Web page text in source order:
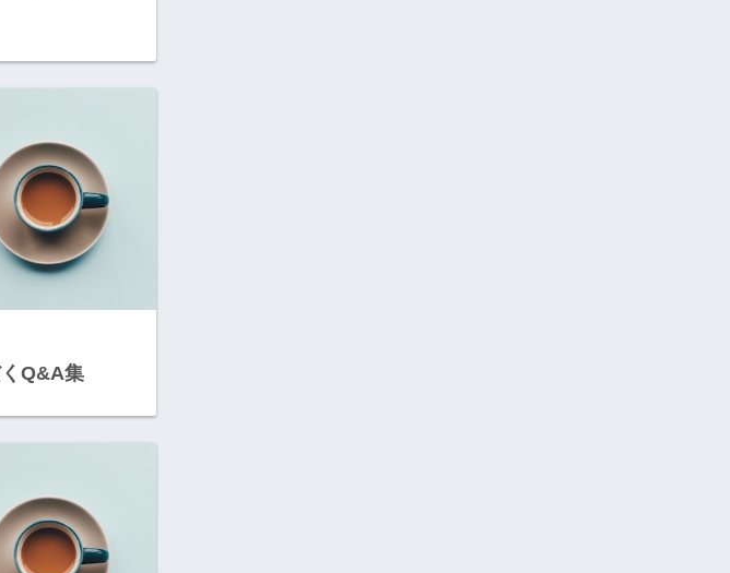
Q&A集